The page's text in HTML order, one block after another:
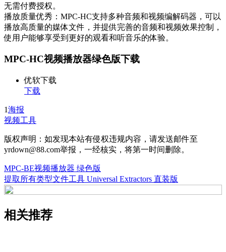
无需付费授权。
播放质量优秀：MPC-HC支持多种音频和视频编解码器，可以
播放高质量的媒体文件，并提供完善的音频和视频效果控制，
使用户能够享受到更好的观看和听音乐的体验。
MPC-HC视频播放器绿色版下载
优软下载
下载
1海报
视频工具
版权声明：如发现本站有侵权违规内容，请发送邮件至
yrdown@88.com举报，一经核实，将第一时间删除。
MPC-BE视频播放器 绿色版
提取所有类型文件工具 Universal Extractors 直装版
相关推荐